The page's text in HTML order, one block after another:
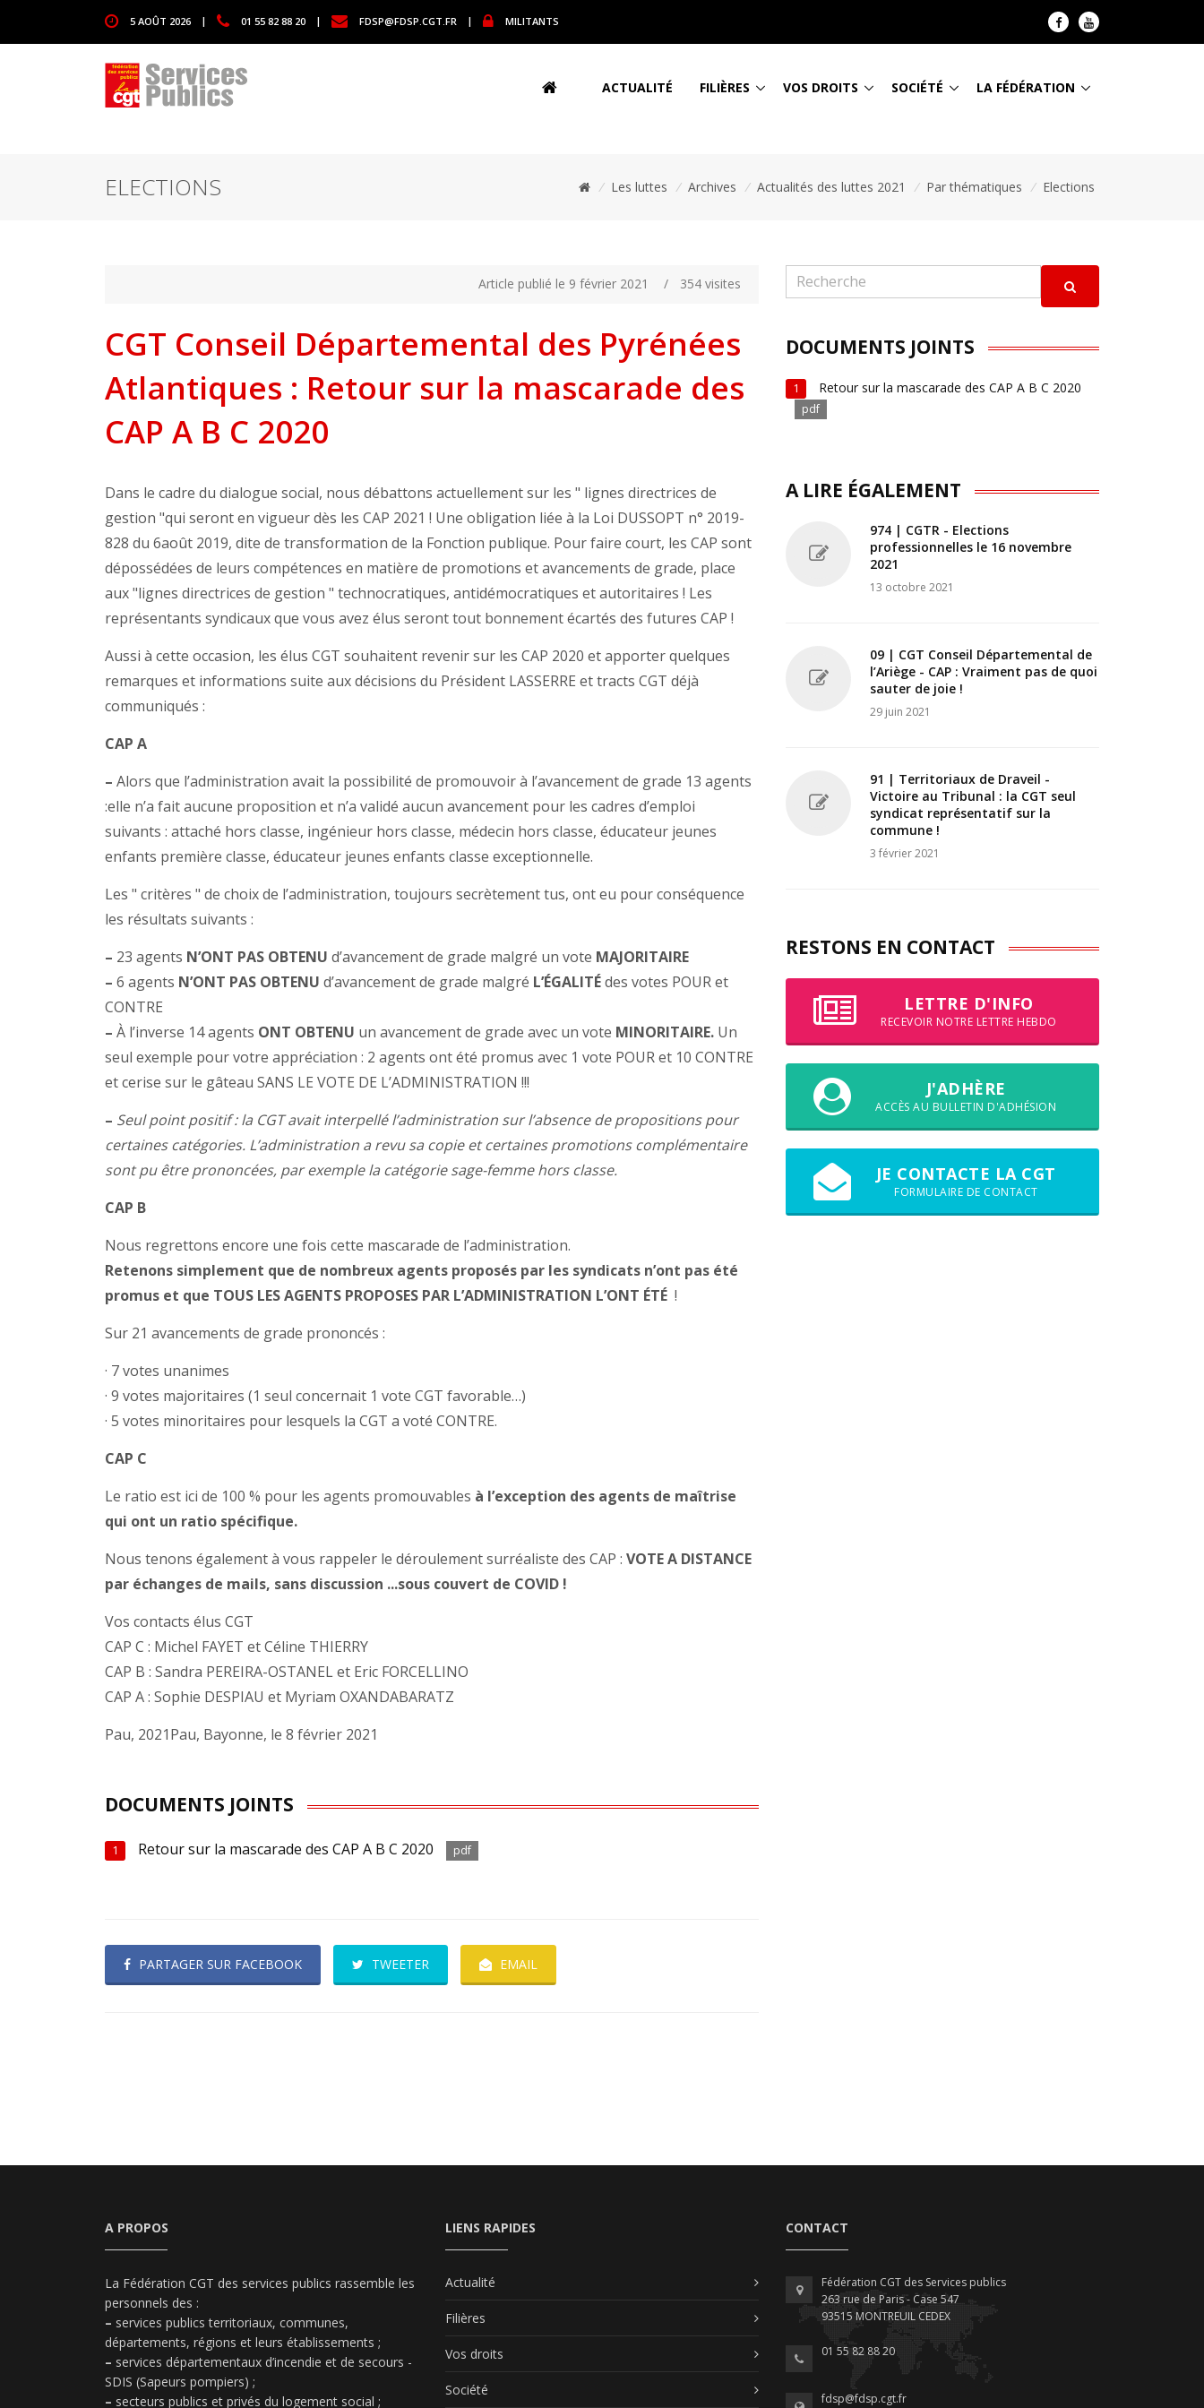
5 AOÛT 2026 | 01 55 82 88 20 | FDSP@FDSP.CGT.FR | MILITANTS
ACTUALITÉ FILIÈRES VOS DROITS SOCIÉTÉ LA FÉDÉRATION
ELECTIONS / Les luttes / Archives / Actualités des luttes 2021 / Par thématiques / Elections
Article publié le 9 février 2021 / 354 visites
CGT Conseil Départemental des Pyrénées
Atlantiques : Retour sur la mascarade des
CAP A B C 2020
Dans le cadre du dialogue social, nous débattons actuellement sur les " lignes directrices de
gestion "qui seront en vigueur dès les CAP 2021 ! Une obligation liée à la Loi DUSSOPT n° 2019-
828 du 6août 2019, dite de transformation de la Fonction publique. Pour faire court, les CAP sont
dépossédées de leurs compétences en matière de promotions et avancements de grade, place
aux "lignes directrices de gestion " technocratiques, antidémocratiques et autoritaires ! Les
représentants syndicaux que vous avez élus seront tout bonnement écartés des futures CAP !
Aussi à cette occasion, les élus CGT souhaitent revenir sur les CAP 2020 et apporter quelques
remarques et informations suite aux décisions du Président LASSERRE et tracts CGT déjà
communiqués :
CAP A
– Alors que l’administration avait la possibilité de promouvoir à l’avancement de grade 13 agents
:elle n’a fait aucune proposition et n’a validé aucun avancement pour les cadres d’emploi
suivants : attaché hors classe, ingénieur hors classe, médecin hors classe, éducateur jeunes
enfants première classe, éducateur jeunes enfants classe exceptionnelle.
Les " critères " de choix de l’administration, toujours secrètement tus, ont eu pour conséquence
les résultats suivants :
– 23 agents N’ONT PAS OBTENU d’avancement de grade malgré un vote MAJORITAIRE
– 6 agents N’ONT PAS OBTENU d’avancement de grade malgré L’ÉGALITÉdes votes POUR et
CONTRE
– À l’inverse 14 agents ONT OBTENU un avancement de grade avec un vote MINORITAIRE. Un
seul exemple pour votre appréciation : 2 agents ont été promus avec 1 vote POUR et 10 CONTRE
et cerise sur le gâteau SANS LE VOTE DE L’ADMINISTRATION !!!
– Seul point positif : la CGT avait interpellé l’administration sur l’absence de propositions pour
certaines catégories. L’administration a revu sa copie et certaines promotions complémentaire
sont pu être prononcées, par exemple la catégorie sage-femme hors classe.
CAP B
Nous regrettons encore une fois cette mascarade de l’administration.
Retenons simplement que de nombreux agents proposés par les syndicats n’ont pas été
promus et que TOUS LES AGENTS PROPOSES PAR L’ADMINISTRATION L’ONT ÉTÉ !
Sur 21 avancements de grade prononcés :
· 7 votes unanimes
· 9 votes majoritaires (1 seul concernait 1 vote CGT favorable…)
· 5 votes minoritaires pour lesquels la CGT a voté CONTRE.
CAP C
Le ratio est ici de 100 % pour les agents promouvables à l’exception des agents de maîtrise
qui ont un ratio spécifique.
Nous tenons également à vous rappeler le déroulement surréaliste des CAP : VOTE A DISTANCE
par échanges de mails, sans discussion ...sous couvert de COVID !
Vos contacts élus CGT
CAP C : Michel FAYET et Céline THIERRY
CAP B : Sandra PEREIRA-OSTANEL et Eric FORCELLINO
CAP A : Sophie DESPIAU et Myriam OXANDABARATZ
Pau, 2021Pau, Bayonne, le 8 février 2021
DOCUMENTS JOINTS
1 Retour sur la mascarade des CAP A B C 2020 pdf
PARTAGER SUR FACEBOOK TWEETER EMAIL
DOCUMENTS JOINTS
1 Retour sur la mascarade des CAP A B C 2020
pdf
A LIRE ÉGALEMENT
974 | CGTR - Elections
professionnelles le 16 novembre
2021
13 octobre 2021
09 | CGT Conseil Départemental de
l’Ariège - CAP : Vraiment pas de quoi
sauter de joie !
29 juin 2021
91 | Territoriaux de Draveil -
Victoire au Tribunal : la CGT seul
syndicat représentatif sur la
commune !
3 février 2021
RESTONS EN CONTACT
LETTRE D'INFO
RECEVOIR NOTRE LETTRE HEBDO
J'ADHÈRE
ACCÈS AU BULLETIN D'ADHÉSION
JE CONTACTE LA CGT
FORMULAIRE DE CONTACT
A PROPOS
La Fédération CGT des services publics rassemble les
personnels des :
– services publics territoriaux, communes,
départements, régions et leurs établissements ;
– services départementaux d’incendie et de secours -
SDIS (Sapeurs pompiers) ;
– secteurs publics et privés du logement social ;
LIENS RAPIDES
Actualité
Filières
Vos droits
Société
CONTACT
Fédération CGT des Services publics
263 rue de Paris - Case 547
93515 MONTREUIL CEDEX
01 55 82 88 20
fdsp@fdsp.cgt.fr